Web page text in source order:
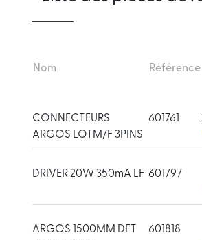
Nom Référence
CONNECTEURS
ARGOS LOTM/F 3PINS
601761
DRIVER 20W 350mA LF 601797
ARGOS 1500MM DET
601818